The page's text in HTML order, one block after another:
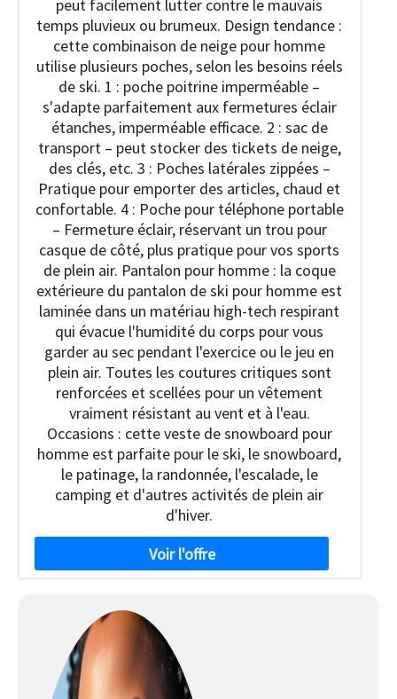
peut facilement lutter contre le mauvais
temps pluvieux ou brumeux. Design tendance :
cette combinaison de neige pour homme
utilise plusieurs poches, selon les besoins réels
de ski. 1 : poche poitrine imperméable –
s'adapte parfaitement aux fermetures éclair
étanches, imperméable efficace. 2 : sac de
transport – peut stocker des tickets de neige,
des clés, etc. 3 : Poches latérales zippées –
Pratique pour emporter des articles, chaud et
confortable. 4 : Poche pour téléphone portable
– Fermeture éclair, réservant un trou pour
casque de côté, plus pratique pour vos sports
de plein air. Pantalon pour homme : la coque
extérieure du pantalon de ski pour homme est
laminée dans un matériau high-tech respirant
qui évacue l'humidité du corps pour vous
garder au sec pendant l'exercice ou le jeu en
plein air. Toutes les coutures critiques sont
renforcées et scellées pour un vêtement
vraiment résistant au vent et à l'eau.
Occasions : cette veste de snowboard pour
homme est parfaite pour le ski, le snowboard,
le patinage, la randonnée, l'escalade, le
camping et d'autres activités de plein air
d'hiver.